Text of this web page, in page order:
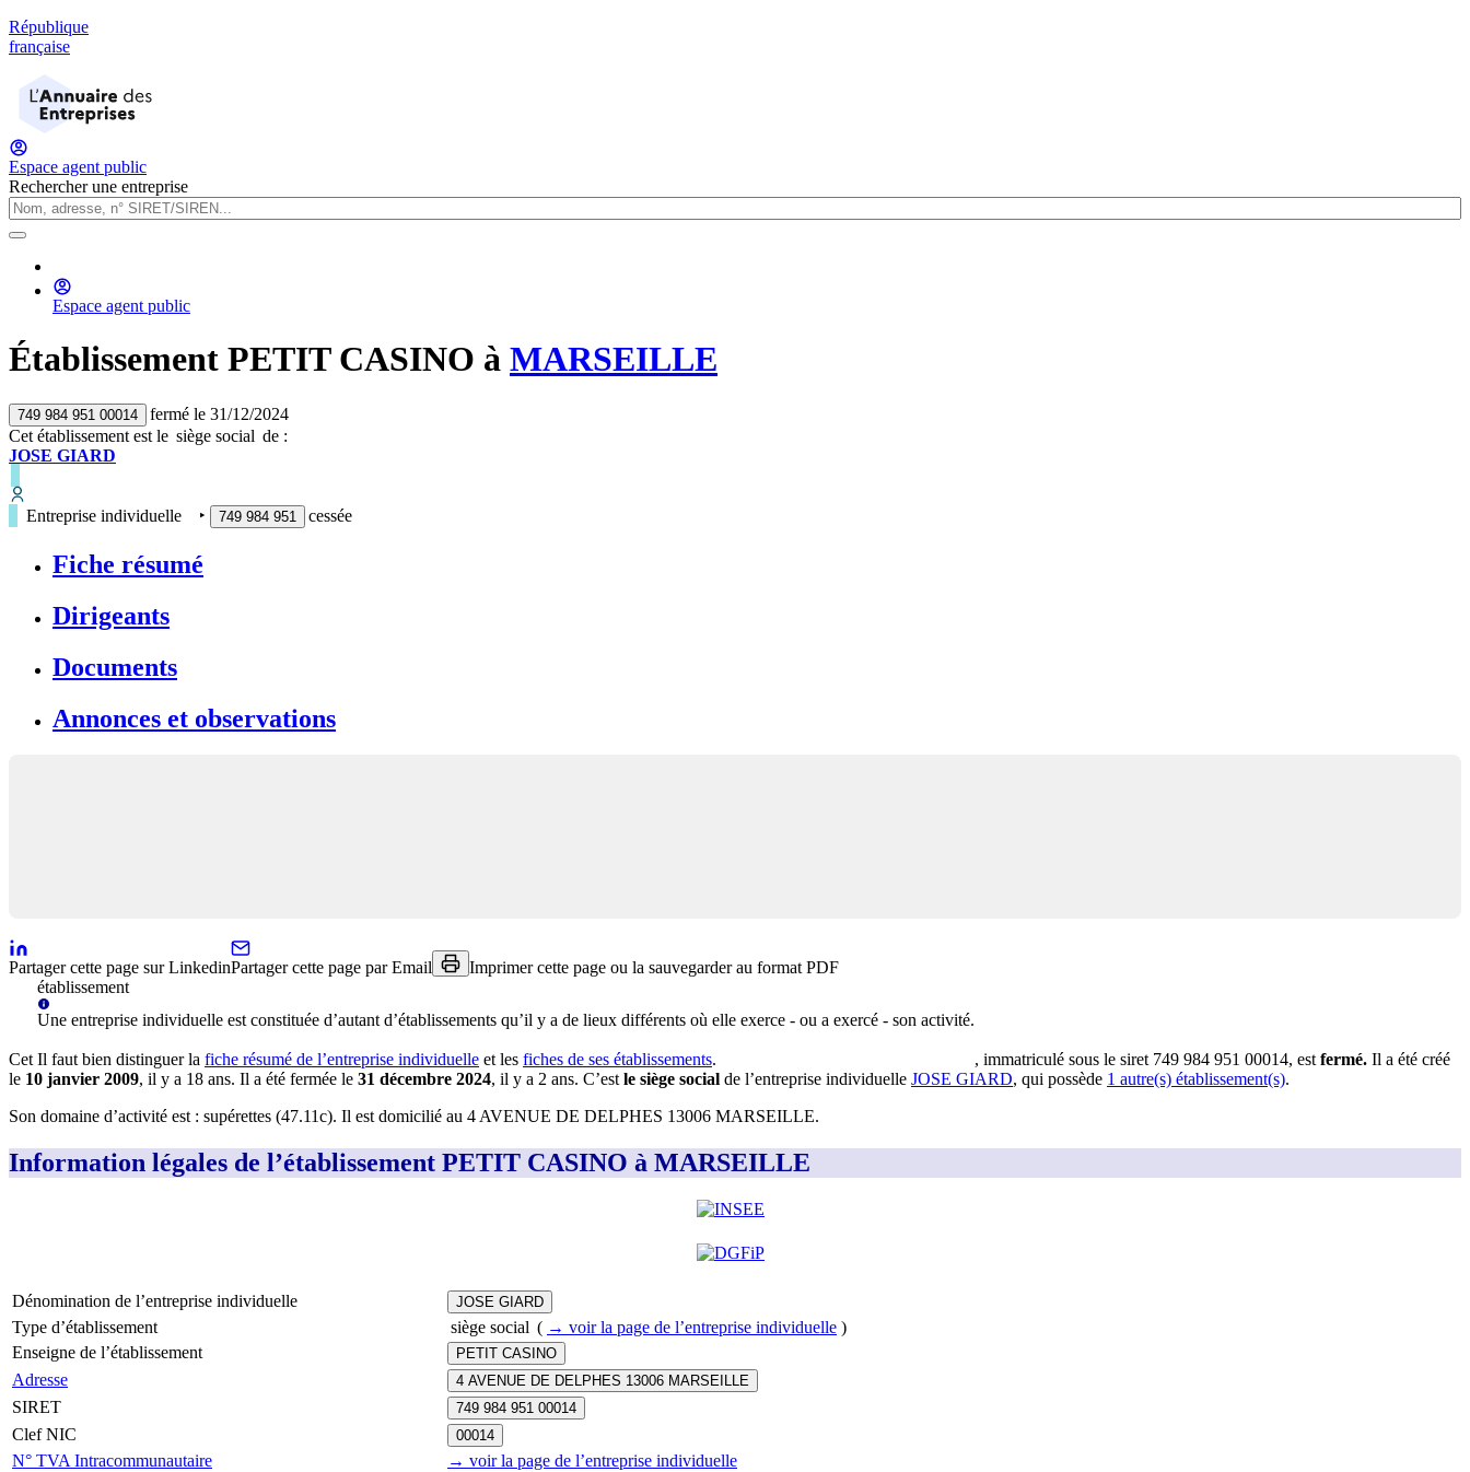
République
française
Espace agent public
Rechercher une entreprise
Espace agent public
Établissement PETIT CASINO à MARSEILLE
749 984 951 00014 fermé le 31/12/2024
Cet établissement est le siège social de :
JOSE GIARD
Entreprise individuelle ‣ 749 984 951 cessée
Fiche résumé
Dirigeants
Documents
Annonces et observations
Partager cette page sur LinkedinPartager cette page par Email Imprimer cette page ou la sauvegarder au format PDF
Cet
établissement
Une entreprise individuelle est constituée d’autant d’établissements qu’il y a de lieux différents où elle exerce - ou a exercé - son activité.
Il faut bien distinguer la fiche résumé de l’entreprise individuelle et les fiches de ses établissements. , immatriculé sous le siret 749 984 951 00014, estfermé. Il a été créé
le 10 janvier 2009, il y a 18 ans. Il a été fermée le 31 décembre 2024, il y a 2 ans. C’estle siège social de l’entreprise individuelle JOSE GIARD, qui possède 1 autre(s) établissement(s).
Son domaine d’activité est : supérettes (47.11c). Il est domicilié au 4 AVENUE DE DELPHES 13006 MARSEILLE.
Information légales de l’établissement PETIT CASINO à MARSEILLE
Dénomination de l’entreprise individuelle JOSE GIARD
Type d’établissement siège social ( → voir la page de l’entreprise individuelle )
Enseigne de l’établissement
PETIT CASINO
Adresse 4 AVENUE DE DELPHES 13006 MARSEILLE
SIRET 749 984 951 00014
Clef NIC 00014
N° TVA Intracommunautaire → voir la page de l’entreprise individuelle